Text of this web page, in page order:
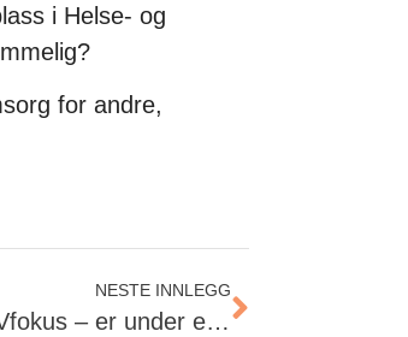
i Helse- og
for andre,
NESTE INNLEGG
Helse Nord og helseforetakenes SELVfokus – er under enhver kritikk!